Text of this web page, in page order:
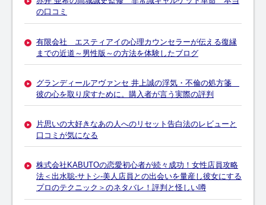
の口コミ
有限会社 エスティアイの心理カウンセラーが伝える復縁
までの近道～男性版～の方法を体験したブログ
グランディールアヴァンセ 井上誠の浮気・不倫の処方箋
彼の心を取り戻すために。購入者が言う実際の評判
片思いの大好きなあの人へのリセット告白法のレビューと
口コミが気になる
株式会社KABUTOの恋愛初心者が続々成功！女性店員攻略
法＜出水聡-サトシ-美人店員との出会いを量産し彼女にする
プロのテクニック＞のネタバレ！評判と怪しい噂